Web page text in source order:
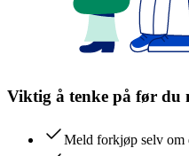
Viktig å tenke på før du
Meld forkjøp selv om